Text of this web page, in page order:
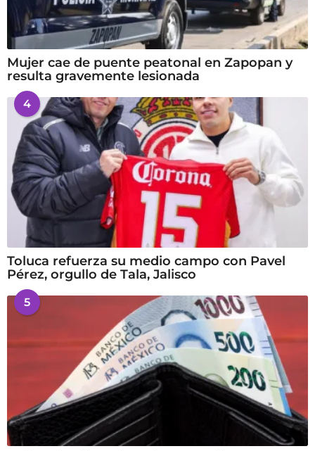
Mujer cae de puente peatonal en Zapopan y
resulta gravemente lesionada
4
Toluca refuerza su medio campo con Pavel
Pérez, orgullo de Tala, Jalisco
5